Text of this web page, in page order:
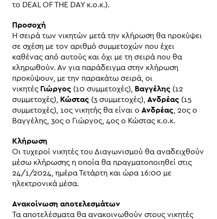
το DEAL OF THE DAY κ.ο.κ.).
Προσοχή
Η σειρά των νικητών μετά την κλήρωση θα προκύψει
σε σχέση με τον αριθμό συμμετοχών που έχει
καθένας από αυτούς και όχι με τη σειρά που θα
κληρωθούν. Αν για παράδειγμα στην κλήρωση
προκύψουν, με την παρακάτω σειρά, οι
νικητές Γιώργος (10 συμμετοχές), Βαγγέλης (12
συμμετοχές), Κώστας (3 συμμετοχές), Ανδρέας (15
συμμετοχές), 1ος νικητής θα είναι ο Ανδρέας , 2ος ο
Βαγγέλης, 3ος ο Γιώργος, 4ος ο Κώστας κ.ο.κ.
Κλήρωση
Οι τυχεροί νικητές του Διαγωνισμού θα αναδειχθούν
μέσω κλήρωσης η οποία θα πραγματοποιηθεί στις
24/1/2024, ημέρα Τετάρτη και ώρα 16:00 με
ηλεκτρονικά μέσα.
Ανακοίνωση αποτελεσμάτων
Τα αποτελέσματα θα ανακοινωθούν στους νικητές